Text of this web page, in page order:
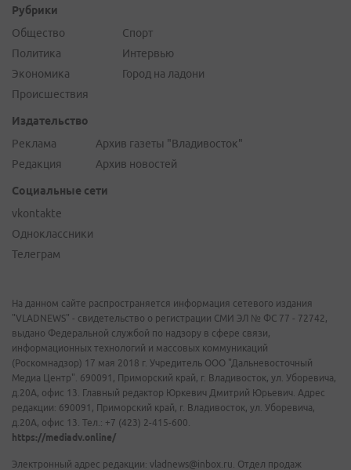
Рубрики
Общество
Политика
Экономика
Происшествия
Спорт
Интервью
Город на ладони
Издательство
Реклама
Редакция
Архив газеты "Владивосток"
Архив новостей
Социальные сети
vkontakte
Одноклассники
Телеграм
На данном сайте распространяется информация сетевого издания
"VLADNEWS" - свидетельство о регистрации СМИ ЭЛ № ФС 77 - 72742,
выдано Федеральной службой по надзору в сфере связи,
информационных технологий и массовых коммуникаций
(Роскомнадзор) 17 мая 2018 г. Учредитель ООО "Дальневосточный
Медиа Центр". 690091, Приморский край, г. Владивосток, ул. Уборевича,
д.20А, офис 13. Главный редактор Юркевич Дмитрий Юрьевич. Адрес
редакции: 690091, Приморский край, г. Владивосток, ул. Уборевича,
д.20А, офис 13. Тел.: +7 (423) 2-415-600.
https://mediadv.online/
Электронный адрес редакции: vladnews@inbox.ru. Отдел продаж